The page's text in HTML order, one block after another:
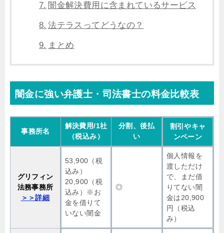
闇金解決費用に含まれているサービス
法テラスってどうなの？
まとめ
闇金に強い弁護士・司法書士の料金比較表
事務所名
解決費用/1社
（税込み）
分割、後払
い
割引やキャ
ンペーン
グリフィン
法務事務所
＞＞詳細
53,900（税
込み）
20,900（税
込み）※お
金を借りて
いない闇金
◎
個人情報を
渡しただけ
で、まだ借
りてない闇
金は20,900
円（税込
み）